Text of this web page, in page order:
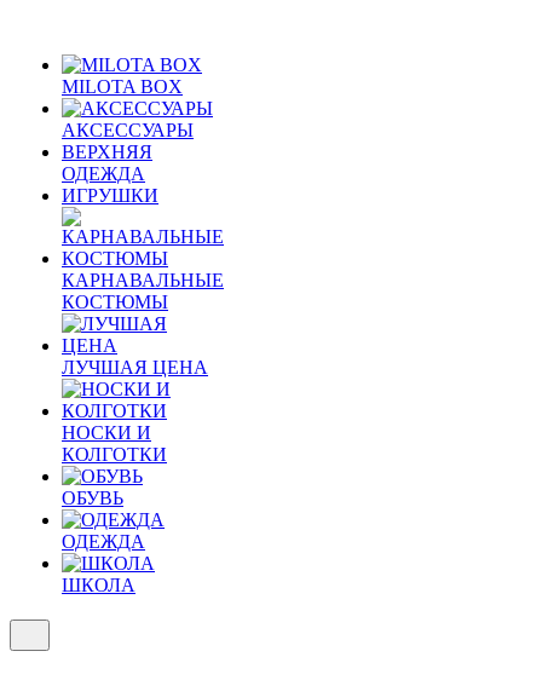
MILOTA BOX
АКСЕССУАРЫ
ВЕРХНЯЯ
ОДЕЖДА
ИГРУШКИ
КАРНАВАЛЬНЫЕ
КОСТЮМЫ
ЛУЧШАЯ ЦЕНА
НОСКИ И
КОЛГОТКИ
ОБУВЬ
ОДЕЖДА
ШКОЛА